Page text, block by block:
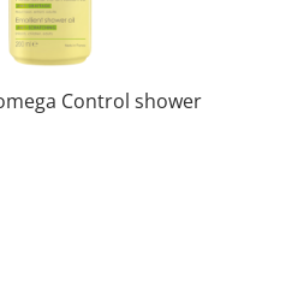
Control shower